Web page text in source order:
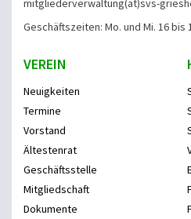
mitgliederverwaltung(at)svs-
Geschäftszeiten: Mo. und Mi. 16 bis
VEREIN
Neuigkeiten
Termine
Vorstand
Ältestenrat
Geschäftsstelle
Mitgliedschaft
Dokumente